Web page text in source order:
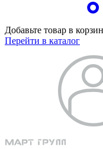
Добавьте товар в
Перейти в каталог